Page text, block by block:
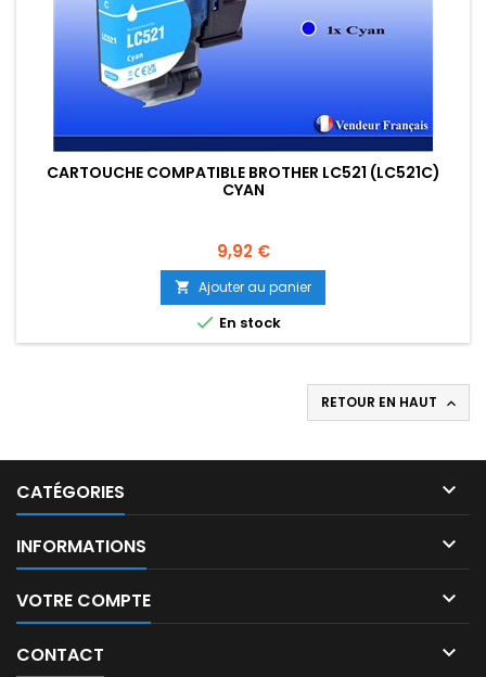
CARTOUCHE COMPATIBLE BROTHER LC521 (LC521C)
CYAN
Prix
9,92 €
 Ajouter au panier
 En stock
RETOUR EN HAUT 
CATÉGORIES 
INFORMATIONS 
VOTRE COMPTE 
CONTACT 